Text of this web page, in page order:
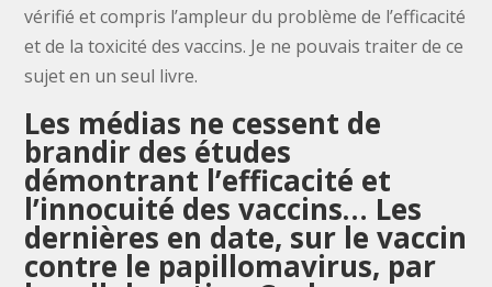
vérifié et compris l’ampleur du problème de l’efficacité
et de la toxicité des vaccins. Je ne pouvais traiter de ce
sujet en un seul livre.
Les médias ne cessent de
brandir des études
démontrant l’efficacité et
l’innocuité des vaccins… Les
dernières en date, sur le vaccin
contre le papillomavirus, par